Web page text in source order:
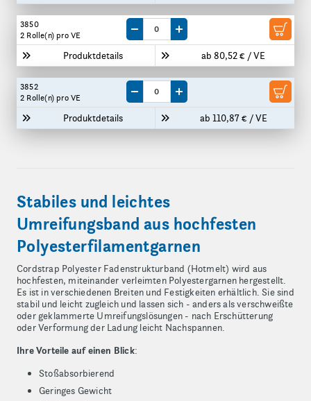
3850
2 Rolle(n) pro VE
Produktdetails ab 80,52 € / VE
Menge um eine VE reduzieren
Menge um eine VE erhöhen
3852
2 Rolle(n) pro VE
Produktdetails ab 110,87 € / VE
Menge um eine VE reduzieren
Menge um eine VE erhöhen
Stabiles und leichtes
Umreifungsband aus hochfesten
Polyesterfilamentgarnen
Cordstrap Polyester Fadenstrukturband (Hotmelt) wird aus
hochfesten, miteinander verleimten Polyestergarnen hergestellt.
Es ist in verschiedenen Breiten und Festigkeiten erhältlich. Sie sind
stabil und leicht zugleich und lassen sich - anders als verschweißte
oder geklammerte Umreifungslösungen - nach Erschütterung
oder Verformung der Ladung leicht Nachspannen.
Ihre Vorteile auf einen Blick:
Stoßabsorbierend
Geringes Gewicht